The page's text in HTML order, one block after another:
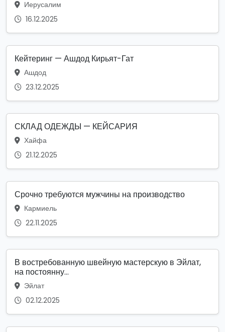
Иерусалим
16.12.2025
Кейтеринг — Ашдод Кирьят-Гат
Ашдод
23.12.2025
СКЛАД ОДЕЖДЫ — КЕЙСАРИЯ
Хайфа
21.12.2025
Срочно требуются мужчины на производство
Кармиель
22.11.2025
В востребованную швейную мастерскую в Эйлат,
на постоянну...
Эйлат
02.12.2025